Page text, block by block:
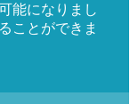
能になりまし
ことができま